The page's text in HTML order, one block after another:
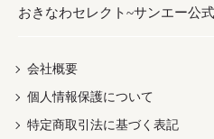
だし／スパイス／島唐辛子
おつまみ
紅芋
ドリンク
茶葉
ヘアケア
UVケア
レディース
沖縄ファッション
伝統工芸品
おきなわセレクト~サンエー公
会社概要
個人情報保護について
特定商取引法に基づく表記